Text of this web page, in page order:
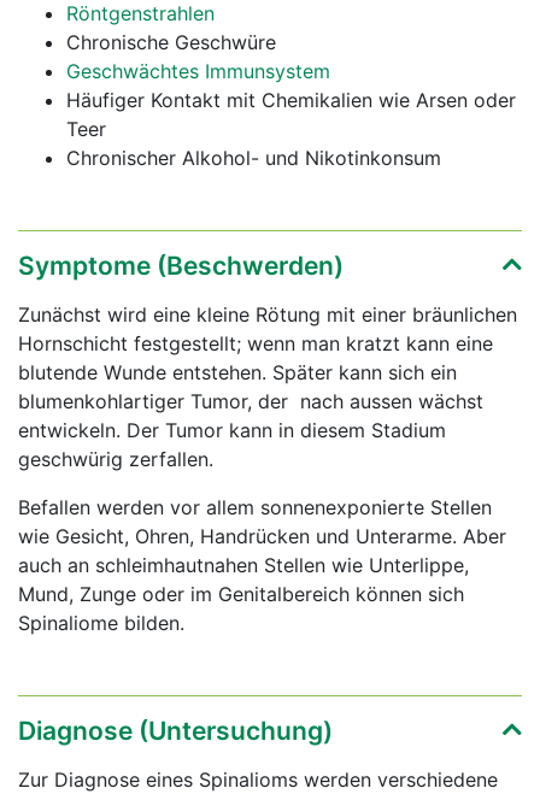
Röntgenstrahlen
Chronische Geschwüre
Geschwächtes Immunsystem
Häufiger Kontakt mit Chemikalien wie Arsen oder
Teer
Chronischer Alkohol- und Nikotinkonsum
Symptome (Beschwerden)
Zunächst wird eine kleine Rötung mit einer bräunlichen
Hornschicht festgestellt; wenn man kratzt kann eine
blutende Wunde entstehen. Später kann sich ein
blumenkohlartiger Tumor, der nach aussen wächst
entwickeln. Der Tumor kann in diesem Stadium
geschwürig zerfallen.
Befallen werden vor allem sonnenexponierte Stellen
wie Gesicht, Ohren, Handrücken und Unterarme. Aber
auch an schleimhautnahen Stellen wie Unterlippe,
Mund, Zunge oder im Genitalbereich können sich
Spinaliome bilden.
Diagnose (Untersuchung)
Zur Diagnose eines Spinalioms werden verschiedene